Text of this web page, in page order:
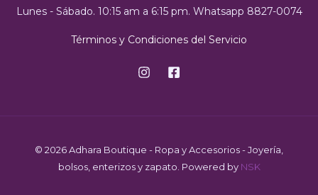
Lunes - Sábado. 10:15 am a 6:15 pm. Whatsapp 8827-0074
Términos y Condiciones del Servicio
© 2026 Adhara Boutique - Ropa y Accesorios - Joyería,
bolsos, enterizos y zapato. Powered by NSK